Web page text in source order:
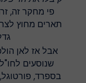
פי מחקר זה, זרם
תארים מחוץ
גדל
אבל אז לאן
שנוסעים לחו"ל?
בספרד, פורטוגל,